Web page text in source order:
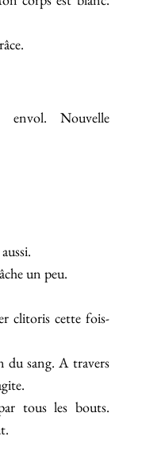
envol. Nouvelle
un peu.
clitoris cette fois-
du sang. A travers
tous les bouts.